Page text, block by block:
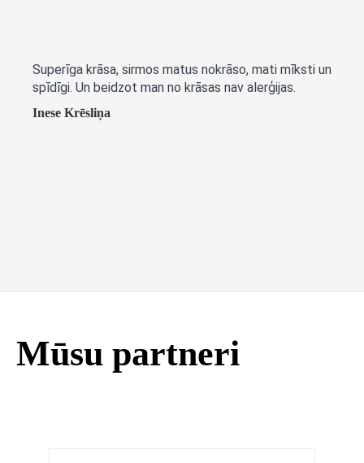
Superīga krāsa, sirmos matus nokrāso, mati mīksti un
spīdīgi. Un beidzot man no krāsas nav alerģijas.
Inese Krēsliņa
Mūsu partneri